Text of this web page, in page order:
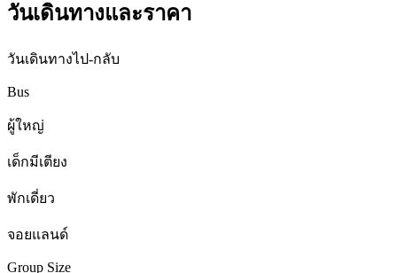
วันเดินทางและราคา
วันเดินทางไป-กลับ
Bus
ผู้ใหญ่
เด็กมีเตียง
พักเดี่ยว
จอยแลนด์
Group Size